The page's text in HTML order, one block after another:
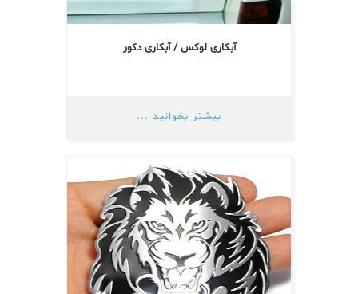
آبکاری لوکس / آبکاری دکور
بیشتر بخوانید ...